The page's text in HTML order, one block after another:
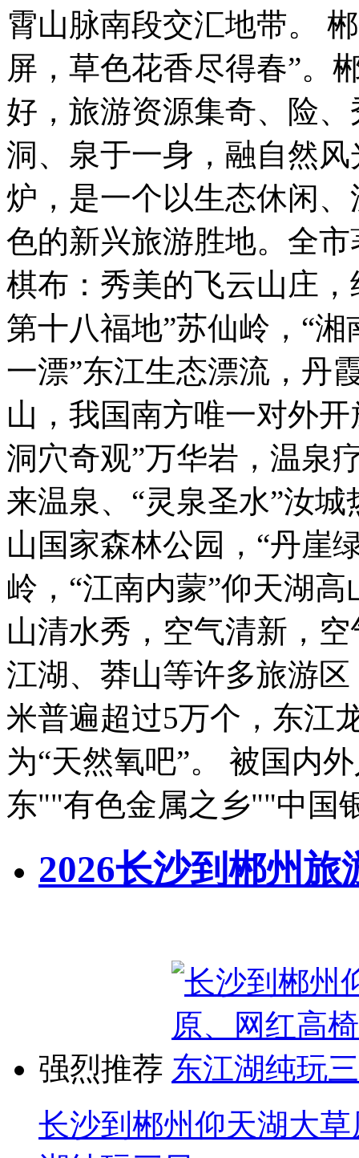
霄山脉南段交汇地带。
屏，草色花香尽得春”。
好，旅游资源集奇、险
洞、泉于一身，融自然
炉，是一个以生态休闲
色的新兴旅游胜地。全
棋布：秀美的飞云山庄
第十八福地”苏仙岭，“
一漂”东江生态漂流，丹
山，我国南方唯一对外
洞穴奇观”万华岩，温泉
来温泉、“灵泉圣水”汝
山国家森林公园，“丹崖
岭，“江南内蒙”仰天湖
山清水秀，空气清新，
江湖、莽山等许多旅游
米普遍超过5万个，东江
为“天然氧吧”。 被国内
东""有色金属之乡""中国
2026长沙到郴州旅
强烈推荐
长沙到郴州仰天湖大